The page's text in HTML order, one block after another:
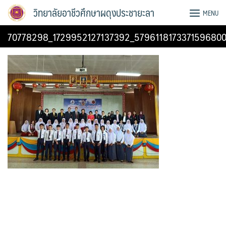
Skip
วิทยาลัยอาชีวศึกษาผดุงประชายะลา MENU